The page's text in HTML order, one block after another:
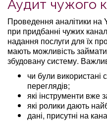
Аудит чужого
Проведення аналітики на
при придбанні чужих
надання послуги для їх
мають можливість
збудовану систему.
чи були використані
переглядів;
які інструменти вже
які ролики дають
дані, присутні на